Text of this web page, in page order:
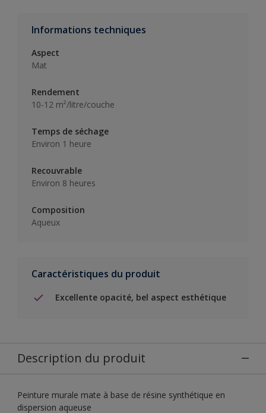
Informations techniques
Aspect
Mat
Rendement
10-12 m²/litre/couche
Temps de séchage
Environ 1 heure
Recouvrable
Environ 8 heures
Composition
Aqueux
Caractéristiques du produit
Excellente opacité, bel aspect esthétique
Description du produit
Peinture murale mate à base de résine synthétique en
dispersion aqueuse